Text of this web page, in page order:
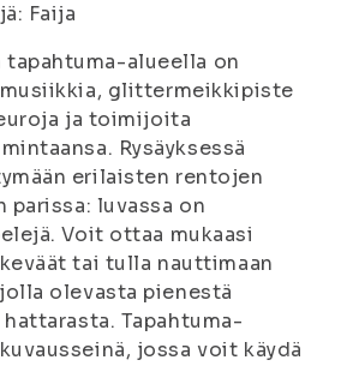
Faija
tapahtuma-alueella on
glittermeikkipiste
ja toimijoita
Rysäyksessä
erilaisten rentojen
luvassa on
Voit ottaa mukaasi
tai tulla nauttimaan
olevasta pienestä
Tapahtuma-
jossa voit käydä